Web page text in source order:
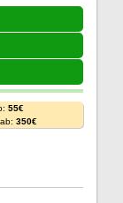
55€
350€